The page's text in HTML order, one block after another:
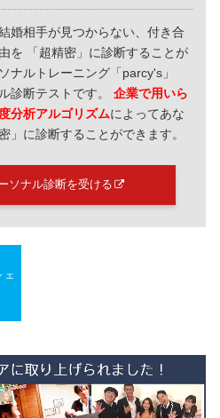
婚相手が見つからない、付き合
を 「超精密」に診断することが
ナルトレーニング「parcy's」
診断テストです。企業で用いら
分析アルゴリズムによってあな
」に診断することができます。
ソナル診断を受ける